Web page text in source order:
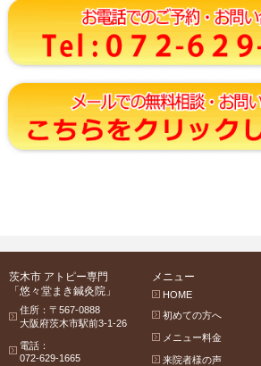
茨木市 アトピー専門
「悠々堂まき鍼灸院」
住所：〒567-0888
大阪府茨木市駅前3-1-26
電話：
072-629-1665
メニュー
HOME
初めての方へ
メニュー料金
来院者様の声